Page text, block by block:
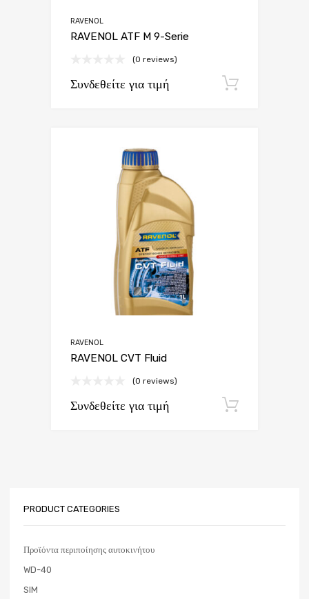
RAVENOL
RAVENOL ATF M 9-Serie
(0 reviews)
Συνδεθείτε για τιμή
RAVENOL
RAVENOL CVT Fluid
(0 reviews)
Συνδεθείτε για τιμή
PRODUCT CATEGORIES
Προϊόντα περιποίησης αυτοκινήτου
WD-40
SIM